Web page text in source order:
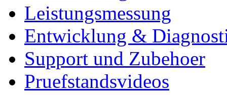
Leistungsmessung
Entwicklung &
Support und Zubehoer
Pruefstandsvideos